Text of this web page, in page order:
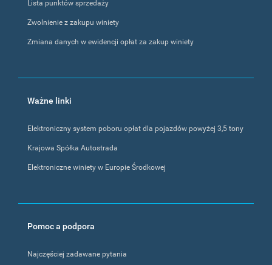
Lista punktów sprzedaży
Zwolnienie z zakupu winiety
Zmiana danych w ewidencji opłat za zakup winiety
Ważne linki
Elektroniczny system poboru opłat dla pojazdów powyżej 3,5 tony
Krajowa Spółka Autostrada
Elektroniczne winiety w Europie Środkowej
Pomoc a podpora
Najczęściej zadawane pytania